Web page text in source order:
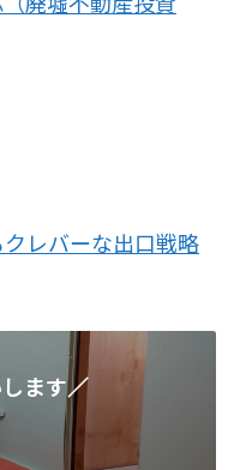
クレバーな出口戦略
ます／